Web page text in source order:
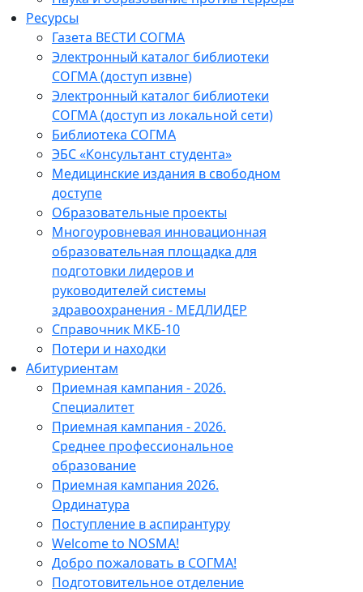
Ресурсы
Газета ВЕСТИ СОГМА
Электронный каталог библиотеки
СОГМА (доступ извне)
Электронный каталог библиотеки
СОГМА (доступ из локальной сети)
Библиотека СОГМА
ЭБС «Консультант студента»
Медицинские издания в свободном
доступе
Образовательные проекты
Многоуровневая инновационная
образовательная площадка для
подготовки лидеров и
руководителей системы
здравоохранения - МЕДЛИДЕР
Справочник МКБ-10
Потери и находки
Абитуриентам
Приемная кампания - 2026.
Специалитет
Приемная кампания - 2026.
Среднее профессиональное
образование
Приемная кампания 2026.
Ординатура
Поступление в аспирантуру
Welcome to NOSMA!
Добро пожаловать в СОГМА!
Подготовительное отделение